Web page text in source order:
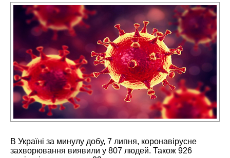
В Україні за минулу добу, 7 липня, коронавірусне
захворювання виявили у 807 людей. Також 926